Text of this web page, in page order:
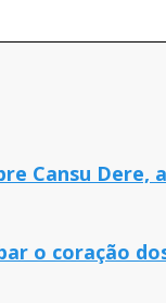
Cansu Dere,
o coração